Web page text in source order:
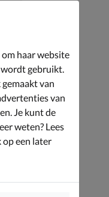
haar website
wordt gebruikt.
van
van
Je kunt de
weten? Lees
op een later